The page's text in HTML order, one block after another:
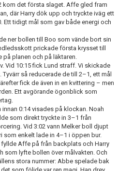
kom det första slaget. Affe gled fram
där Harry dök upp och tryckte iväg ett
Ett tidigt mål som gav både energi och
ner bollen till Boo som vände bort sin
prickade första krysset till
planen och på läktaren.
Vid 10:15 fick Lund straff. Vi skickade
så reducerade de till 2–1, ett mål
fick de även in en kvittering – men
Ett avgörande ögonblick som
0:14 visades på klockan. Noah
som direkt tryckte in 3–1 från
Vid 3:02 vann Melker boll djupt
som enkelt lade in 4–1 i öppen bur.
fyllde Affe på från backplats och Harry
som lyfte bollen över målvakten. Och
stora nummer: Abbe spelade bak